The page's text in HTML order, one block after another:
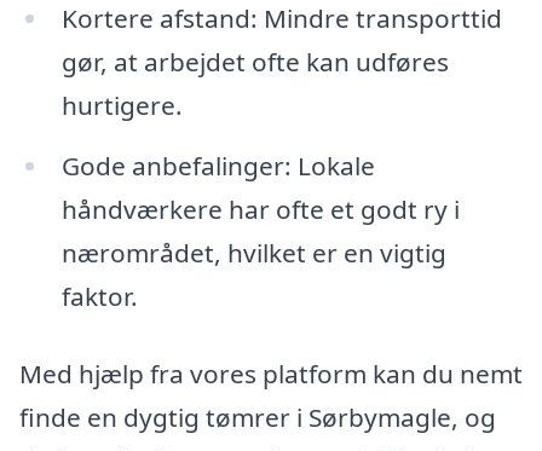
Kortere afstand: Mindre transporttid
gør, at arbejdet ofte kan udføres
hurtigere.
Gode anbefalinger: Lokale
håndværkere har ofte et godt ry i
nærområdet, hvilket er en vigtig
faktor.
Med hjælp fra vores platform kan du nemt
finde en dygtig tømrer i Sørbymagle, og